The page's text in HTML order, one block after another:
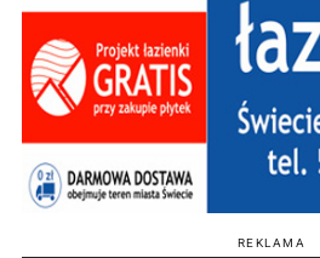
REKLAMA